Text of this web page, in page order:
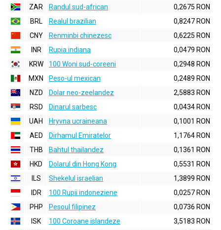
ZAR
Randul sud-african
0,2675 RON
BRL
Realul brazilian
0,8247 RON
CNY
Renminbi chinezesc
0,6225 RON
INR
Rupia indiana
0,0479 RON
KRW
100 Woni sud-coreeni
0,2948 RON
MXN
Peso-ul mexican
0,2489 RON
NZD
Dolar neo-zeelandez
2,5883 RON
RSD
Dinarul sarbesc
0,0434 RON
UAH
Hryvna ucraineana
0,1001 RON
AED
Dirhamul Emiratelor
1,1764 RON
THB
Bahtul thailandez
0,1361 RON
HKD
Dolarul din Hong Kong
0,5531 RON
ILS
Shekelul israelian
1,3899 RON
IDR
100 Rupii indoneziene
0,0257 RON
PHP
Pesoul filipinez
0,0736 RON
ISK
100 Coroane islandeze
3,5183 RON